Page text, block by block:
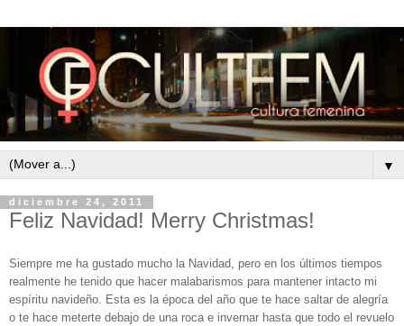
▼
diciembre 24, 2011
Feliz Navidad! Merry Christmas!
Siempre me ha gustado mucho la Navidad, pero en los últimos tiempos
realmente he tenido que hacer malabarismos para mantener intacto mi
espíritu navideño. Esta es la época del año que te hace saltar de alegría
o te hace meterte debajo de una roca e invernar hasta que todo el revuelo